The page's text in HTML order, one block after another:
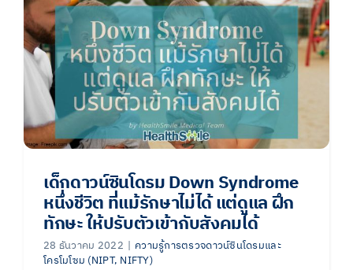
เด็กดาวน์ซินโดรม Down Syndrome
หนึ่งชีวิต ที่แม้รักษาไม่ได้ แต่ดูแล ฝึก
ทักษะ ให้ปรับตัวเข้ากับสังคมได้
28 ธันวาคม 2022 | ความรู้การตรวจดาวน์ซินโดรมและ
โครโมโซม (NIPT, NIFTY)